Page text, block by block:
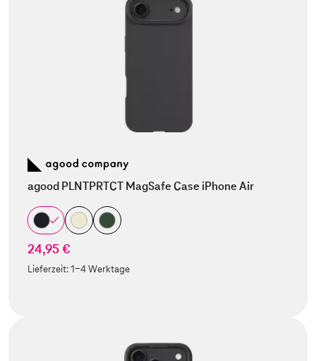
agood PLNTPRTCT MagSafe Case iPhone Air
24,95 €
Lieferzeit:1-4 Werktage